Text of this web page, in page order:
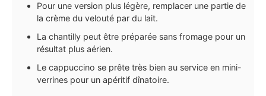
Pour une version plus légère, remplacer une partie de
la crème du velouté par du lait.
La chantilly peut être préparée sans fromage pour un
résultat plus aérien.
Le cappuccino se prête très bien au service en mini-
verrines pour un apéritif dînatoire.